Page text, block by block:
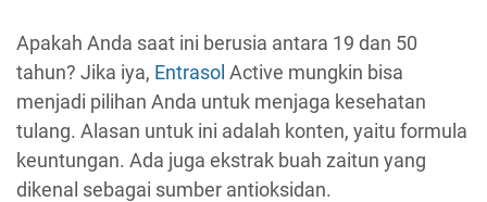
Apakah Anda saat ini berusia antara 19 dan 50
tahun? Jika iya, Entrasol Active mungkin bisa
menjadi pilihan Anda untuk menjaga kesehatan
tulang. Alasan untuk ini adalah konten, yaitu formula
keuntungan. Ada juga ekstrak buah zaitun yang
dikenal sebagai sumber antioksidan.